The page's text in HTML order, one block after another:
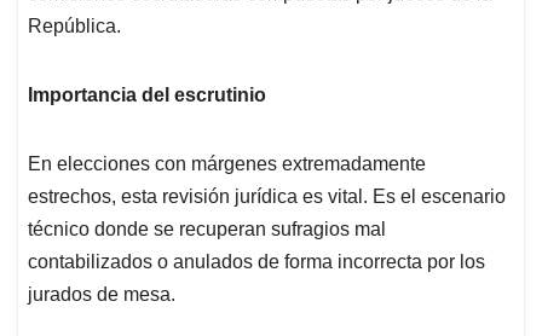
República.
Importancia del escrutinio
En elecciones con márgenes extremadamente
estrechos, esta revisión jurídica es vital. Es el escenario
técnico donde se recuperan sufragios mal
contabilizados o anulados de forma incorrecta por los
jurados de mesa.